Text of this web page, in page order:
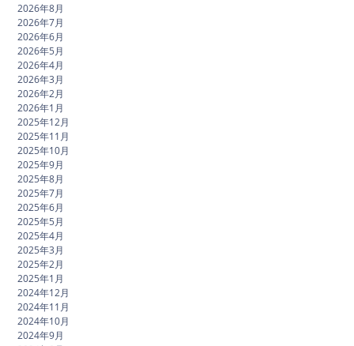
2026年8月
2026年7月
2026年6月
2026年5月
2026年4月
2026年3月
2026年2月
2026年1月
2025年12月
2025年11月
2025年10月
2025年9月
2025年8月
2025年7月
2025年6月
2025年5月
2025年4月
2025年3月
2025年2月
2025年1月
2024年12月
2024年11月
2024年10月
2024年9月